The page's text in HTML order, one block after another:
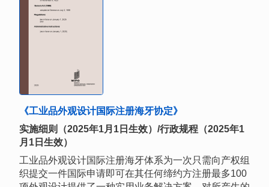
《工业品外观设计国际注册海牙协定》
实施细则（2025年1月1日生效）/行政规程（2025年1
月1日生效）
工业品外观设计国际注册海牙体系为一次只需向产权组
织提交一件国际申请即可在其任何缔约方注册最多100